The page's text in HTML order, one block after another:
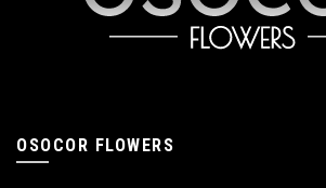
OSOCOR FLOWERS